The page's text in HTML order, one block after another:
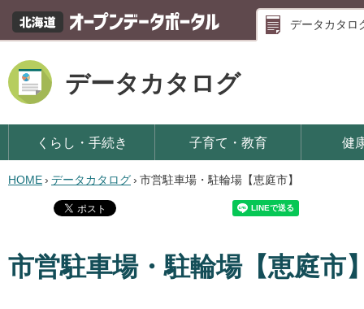
データカタロ
データカタログ
くらし・手続き 子育て・教育 健
HOME› データカタログ› 市営駐車場・駐輪場【恵庭市】
市営駐車場・駐輪場【恵庭市